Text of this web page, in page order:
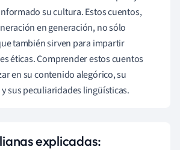
su cultura. Estos cuentos,
en generación, no sólo
también sirven para impartir
éticas. Comprender estos cuentos
en su contenido alegórico, su
y sus peculiaridades lingüísticas.
explicadas: